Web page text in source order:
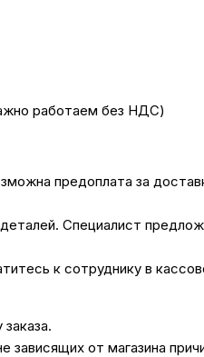
работаем без НДС)
предоплата за
Специалист
к сотруднику в
от магазина